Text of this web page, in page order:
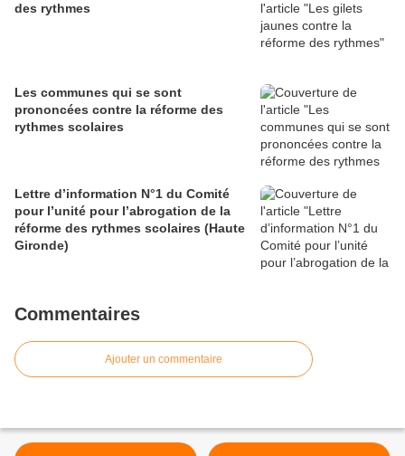
des rythmes
Les communes qui se sont
prononcées contre la réforme des
rythmes scolaires
Lettre d’information N°1 du Comité
pour l’unité pour l’abrogation de la
réforme des rythmes scolaires (Haute
Gironde)
Commentaires
Ajouter un commentaire